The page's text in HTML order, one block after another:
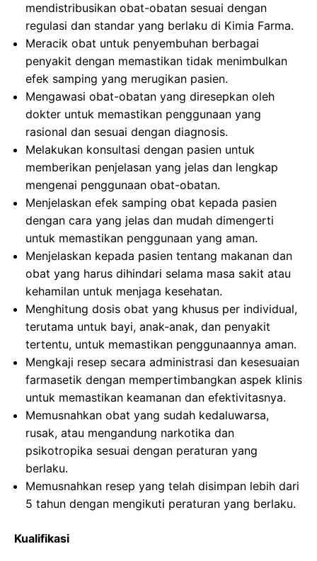
mendistribusikan obat-obatan sesuai dengan
regulasi dan standar yang berlaku di Kimia Farma.
Meracik obat untuk penyembuhan berbagai
penyakit dengan memastikan tidak menimbulkan
efek samping yang merugikan pasien.
Mengawasi obat-obatan yang diresepkan oleh
dokter untuk memastikan penggunaan yang
rasional dan sesuai dengan diagnosis.
Melakukan konsultasi dengan pasien untuk
memberikan penjelasan yang jelas dan lengkap
mengenai penggunaan obat-obatan.
Menjelaskan efek samping obat kepada pasien
dengan cara yang jelas dan mudah dimengerti
untuk memastikan penggunaan yang aman.
Menjelaskan kepada pasien tentang makanan dan
obat yang harus dihindari selama masa sakit atau
kehamilan untuk menjaga kesehatan.
Menghitung dosis obat yang khusus per individual,
terutama untuk bayi, anak-anak, dan penyakit
tertentu, untuk memastikan penggunaannya aman.
Mengkaji resep secara administrasi dan kesesuaian
farmasetik dengan mempertimbangkan aspek klinis
untuk memastikan keamanan dan efektivitasnya.
Memusnahkan obat yang sudah kedaluwarsa,
rusak, atau mengandung narkotika dan
psikotropika sesuai dengan peraturan yang
berlaku.
Memusnahkan resep yang telah disimpan lebih dari
5 tahun dengan mengikuti peraturan yang berlaku.
Kualifikasi